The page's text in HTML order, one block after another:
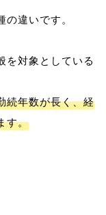
違いです。
を対象としている
続年数が長く、経
す。